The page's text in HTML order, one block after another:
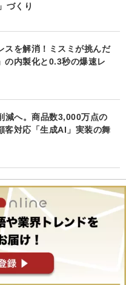
づくり
スを解消！ミスミが挑んだ
の内製化と0.3秒の爆速レ
減へ。商品数3,000万点の
客対応「生成AI」実装の舞